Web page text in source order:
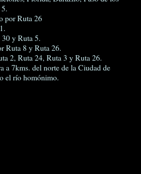
por Ruta 26
y Ruta 5.
Ruta 8 y Ruta 26.
2, Ruta 24, Ruta 3 y Ruta 26.
a 7kms. del norte de la Ciudad de
el río homónimo.